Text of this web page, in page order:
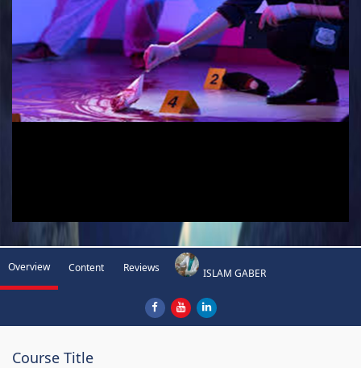
Overview Content Reviews ISLAM GABER
Course Title